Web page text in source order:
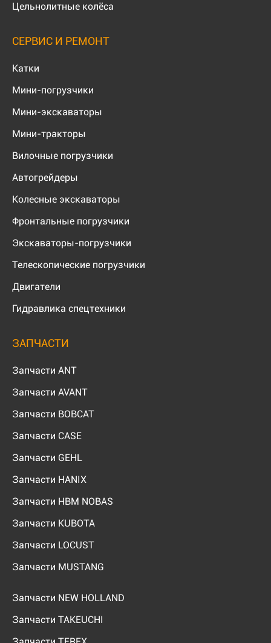
Цельнолитные колёса
СЕРВИС И РЕМОНТ
Катки
Мини-погрузчики
Мини-экскаваторы
Мини-тракторы
Вилочные погрузчики
Автогрейдеры
Колесные экскаваторы
Фронтальные погрузчики
Экскаваторы-погрузчики
Телескопические погрузчики
Двигатели
Гидравлика спецтехники
ЗАПЧАСТИ
Запчасти ANT
Запчасти AVANT
Запчасти BOBCAT
Запчасти CASE
Запчасти GEHL
Запчасти HANIX
Запчасти HBM NOBAS
Запчасти KUBOTA
Запчасти LOCUST
Запчасти MUSTANG
Запчасти NEW HOLLAND
Запчасти TAKEUCHI